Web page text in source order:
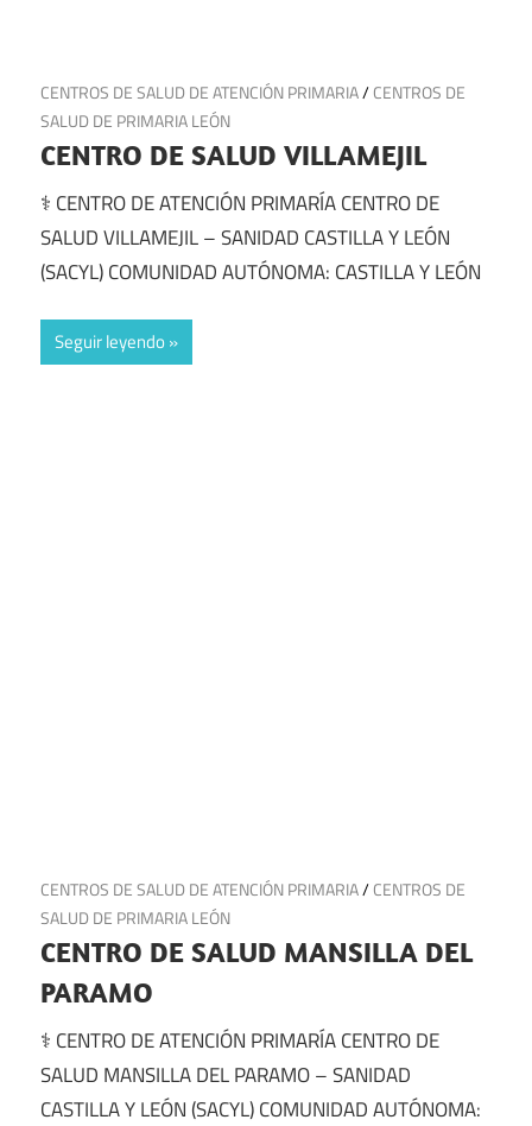
21 de julio de 2025
CENTROS DE SALUD DE ATENCIÓN PRIMARIA/CENTROS DE
SALUD DE PRIMARIA LEÓN
CENTRO DE SALUD VILLAMEJIL
⚕️ CENTRO DE ATENCIÓN PRIMARÍA CENTRO DE
SALUD VILLAMEJIL – SANIDAD CASTILLA Y LEÓN
(SACYL) COMUNIDAD AUTÓNOMA: CASTILLA Y LEÓN
Seguir leyendo
20 de julio de 2025
CENTROS DE SALUD DE ATENCIÓN PRIMARIA/CENTROS DE
SALUD DE PRIMARIA LEÓN
CENTRO DE SALUD MANSILLA DEL
PARAMO
⚕️ CENTRO DE ATENCIÓN PRIMARÍA CENTRO DE
SALUD MANSILLA DEL PARAMO – SANIDAD
CASTILLA Y LEÓN (SACYL) COMUNIDAD AUTÓNOMA: